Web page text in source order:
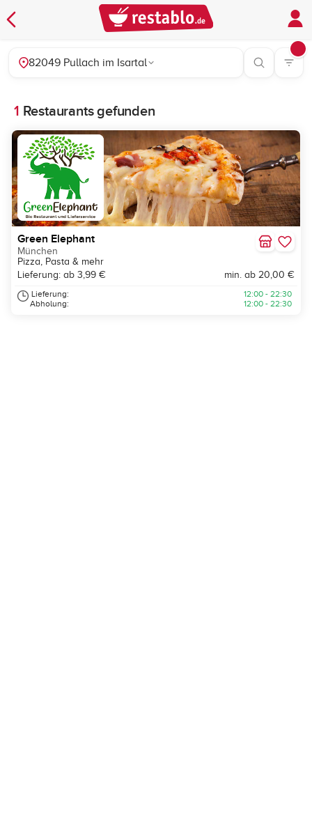
82049 Pullach im Isartal
1 Restaurants gefunden
Green Elephant
München
Pizza, Pasta & mehr
Lieferung: ab 3,99 €
min. ab 20,00 €
Lieferung:
Abholung:
12:00 - 22:30
12:00 - 22:30